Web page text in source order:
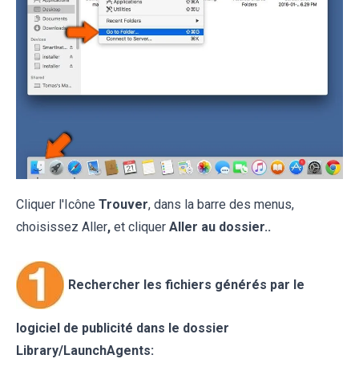
Cliquer l'Icône Trouver, dans la barre des menus,
choisissez Aller, et cliquer Aller au dossier..
Rechercher les fichiers générés par le
logiciel de publicité dans le dossier
Library/LaunchAgents: